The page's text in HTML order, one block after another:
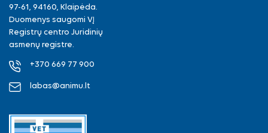
97-61, 94160, Klaipėda.
Duomenys saugomi VĮ
Registrų centro Juridinių
asmenų registre.
+370 669 77 900
labas@animu.lt